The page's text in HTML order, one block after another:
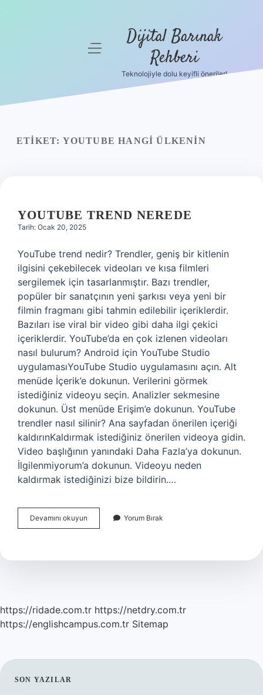
menüyü
Dijital Barınak
Rehberi
Teknolojiyle dolu keyifli öneriler!
ETIKET: YOUTUBE HANGI ÜLKENIN
YOUTUBE TREND NEREDE
Tarih: Ocak 20, 2025
YouTube trend nedir? Trendler, geniş bir kitlenin
ilgisini çekebilecek videoları ve kısa filmleri
sergilemek için tasarlanmıştır. Bazı trendler,
popüler bir sanatçının yeni şarkısı veya yeni bir
filmin fragmanı gibi tahmin edilebilir içeriklerdir.
Bazıları ise viral bir video gibi daha ilgi çekici
içeriklerdir. YouTube’da en çok izlenen videoları
nasıl bulurum? Android için YouTube Studio
uygulamasıYouTube Studio uygulamasını açın. Alt
menüde İçerik’e dokunun. Verilerini görmek
istediğiniz videoyu seçin. Analizler sekmesine
dokunun. Üst menüde Erişim’e dokunun. YouTube
trendler nasıl silinir? Ana sayfadan önerilen içeriği
kaldırınKaldırmak istediğiniz önerilen videoya gidin.
Video başlığının yanındaki Daha Fazla’ya dokunun.
İlgilenmiyorum’a dokunun. Videoyu neden
kaldırmak istediğinizi bize bildirin.…
Devamını okuyun Youtube
Trend
Yorum Bırak
https://ridade.com.tr https://netdry.com.tr
https://englishcampus.com.tr Sitemap
SIDEBAR
SON YAZILAR